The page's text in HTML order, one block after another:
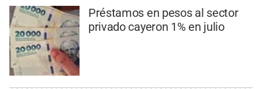
Préstamos en pesos al sector
privado cayeron 1% en julio